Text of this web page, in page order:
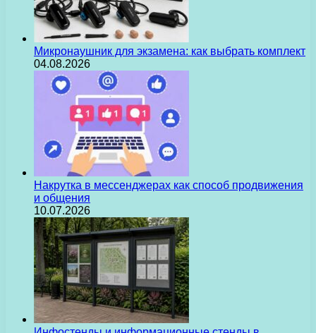
Микронаушник для экзамена: как выбрать комплект
04.08.2026
Накрутка в мессенджерах как способ продвижения
и общения
10.07.2026